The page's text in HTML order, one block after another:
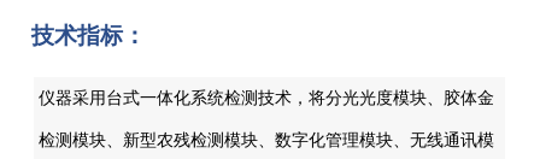
技术指标：
仪器采用台式一体化系统检测技术，将分光光度模块、胶体金
检测模块、新型农残检测模块、数字化管理模块、无线通讯模